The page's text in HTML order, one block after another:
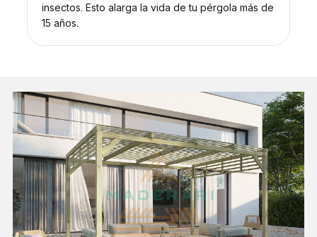
insectos. Esto alarga la vida de tu pérgola más de
15 años.